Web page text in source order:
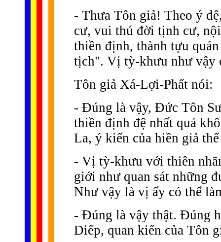
- Thưa Tôn giả! Theo ý
cư, vui thú đời tịnh cư,
thiền định, thành tựu
tịch". Vị tỳ-khưu như vậy
Tôn giả Xá-Lợi-Phất nói:
- Ðúng là vậy, Ðức Tôn
thiền định đệ nhất quả
La, ý kiến của hiền giả thế
- Vị tỳ-khưu với thiên
giới như quan sát những
Như vậy là vị ấy có thể
- Ðúng là vậy thật. Ðúng
Diếp, quan kiến của Tôn